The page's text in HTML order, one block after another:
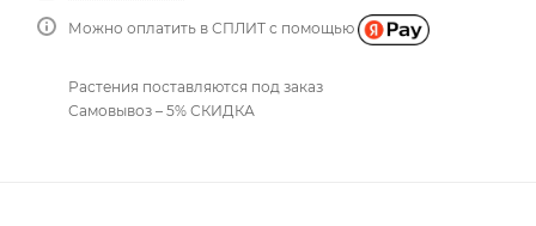
Можно оплатить в СПЛИТ с помощью
Растения поставляются под заказ
Самовывоз – 5% СКИДКА